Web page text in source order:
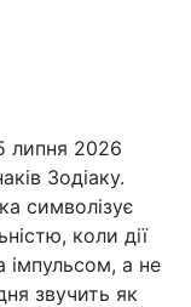
липня 2026
Зодіаку.
символізує
коли дії
імпульсом, а не
звучить як